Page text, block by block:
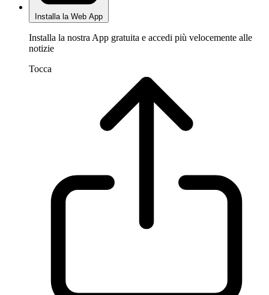
Installa la Web App
Installa la nostra App gratuita e accedi più velocemente alle
notizie
Tocca